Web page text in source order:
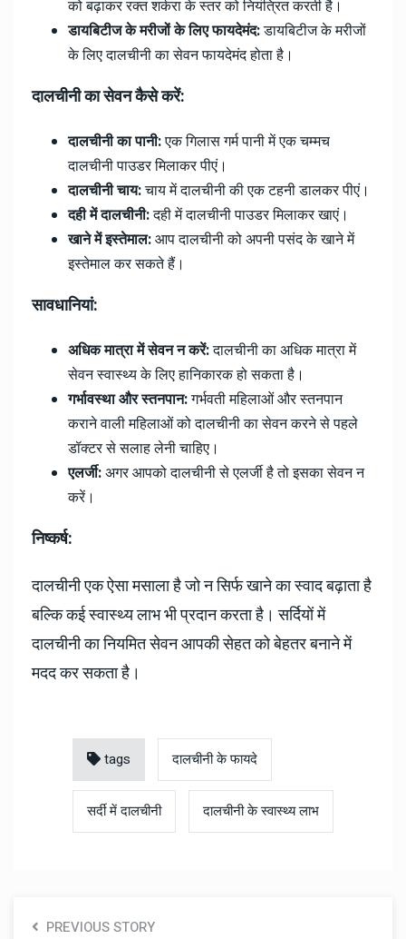
को बढ़ाकर रक्त शर्करा के स्तर को नियंत्रित करती है।
डायबिटीज के मरीजों के लिए फायदेमंद:डायबिटीज के मरीजों
के लिए दालचीनी का सेवन फायदेमंद होता है।
दालचीनी का सेवन कैसे करें:
दालचीनी का पानी:एक गिलास गर्म पानी में एक चम्मच
दालचीनी पाउडर मिलाकर पीएं।
दालचीनी चाय:चाय में दालचीनी की एक टहनी डालकर पीएं।
दही में दालचीनी:दही में दालचीनी पाउडर मिलाकर खाएं।
खाने में इस्तेमाल:आप दालचीनी को अपनी पसंद के खाने में
इस्तेमाल कर सकते हैं।
सावधानियां:
अधिक मात्रा में सेवन न करें:दालचीनी का अधिक मात्रा में
सेवन स्वास्थ्य के लिए हानिकारक हो सकता है।
गर्भावस्था और स्तनपान:गर्भवती महिलाओं और स्तनपान
कराने वाली महिलाओं को दालचीनी का सेवन करने से पहले
डॉक्टर से सलाह लेनी चाहिए।
एलर्जी:अगर आपको दालचीनी से एलर्जी है तो इसका सेवन न
करें।
निष्कर्ष:
दालचीनी एक ऐसा मसाला है जो न सिर्फ खाने का स्वाद बढ़ाता है
बल्कि कई स्वास्थ्य लाभ भी प्रदान करता है। सर्दियों में
दालचीनी का नियमित सेवन आपकी सेहत को बेहतर बनाने में
मदद कर सकता है।
tags दालचीनी के फायदे
सर्दी में दालचीनी दालचीनी के स्वास्थ्य लाभ
PREVIOUS STORY